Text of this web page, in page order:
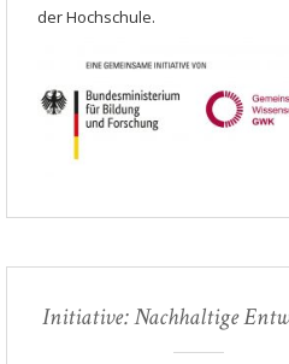
der Hochschule.
Initiative: Nachhaltige